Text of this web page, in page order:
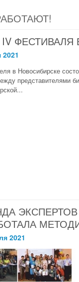
ФЕСТИВАЛЯ
2021
в Новосибирске
представителями
2021